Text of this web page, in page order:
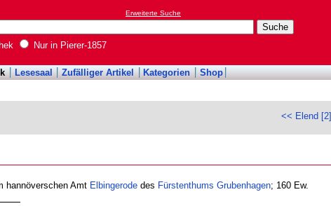
Erweiterte Suche
Nur in Pierer-1857
Lesesaal Zufälliger Artikel Kategorien Shop
<< Elend [2]
hannöverschen Amt Elbingerodedes Fürstenthums Grubenhagen; 160 Ew.